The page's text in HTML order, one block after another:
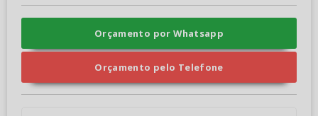
Orçamento por Whatsapp
Orçamento pelo Telefone